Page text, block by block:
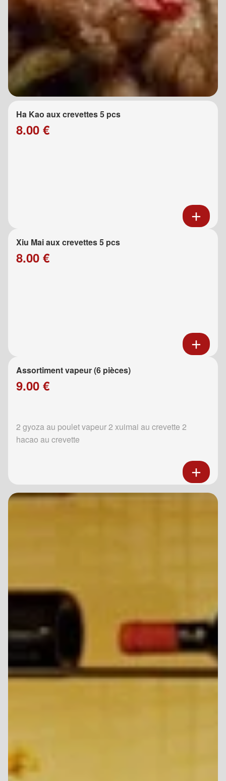
Ha Kao aux crevettes 5 pcs
8.00 €
Xiu Mai aux crevettes 5 pcs
8.00 €
Assortiment vapeur (6 pièces)
9.00 €
2 gyoza au poulet vapeur 2 xuimai au crevette 2
hacao au crevette